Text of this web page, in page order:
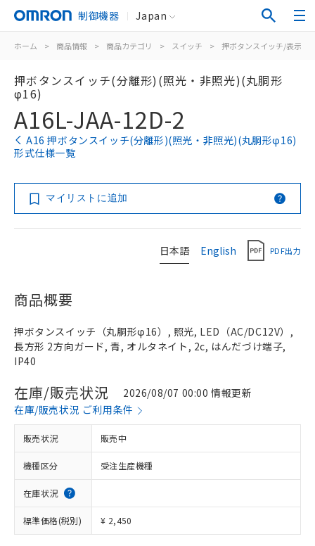
制御機器 Japan
ホーム > 商品情報 > 商品カテゴリ > スイッチ > 押ボタンスイッチ/表示灯
押ボタンスイッチ(分離形)(照光・非照光)(丸胴形
φ16)
A16L-JAA-12D-2
A16 押ボタンスイッチ(分離形)(照光・非照光)(丸胴形φ16)
形式仕様一覧
マイリストに追加
日本語 English PDF出力
商品概要
押ボタンスイッチ（丸胴形φ16）, 照光, LED（AC/DC12V）,
長方形 2方向ガード, 青, オルタネイト, 2c, はんだづけ端子,
IP40
在庫/販売状況
2026/08/07 00:00 情報更新
在庫/販売状況 ご利用条件
販売状況 販売中
機種区分 受注生産機種
在庫状況
標準価格(税別) ¥ 2,450